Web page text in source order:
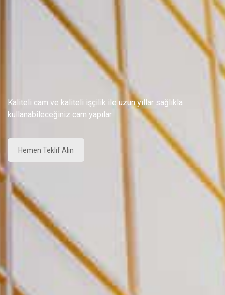
Kaliteli cam ve kaliteli işçilik ile uzun yıllar sağlıkla
kullanabileceğiniz cam yapılar.
Hemen Teklif Alın